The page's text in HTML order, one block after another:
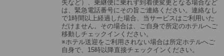
失など）、乗継便に乗れず到着便変更となる場合など
は、緊急電話番号にその旨ご連絡ください。連絡なし
で1時間以上経過した場合、当サービスはご利用いた
だけません。その場合は、ご自身で所定のホテルへご
移動しチェックインください。
※ホテル送迎をご利用されない場合は所定ホテルへご
自身で、15時以降直接チェックインください。